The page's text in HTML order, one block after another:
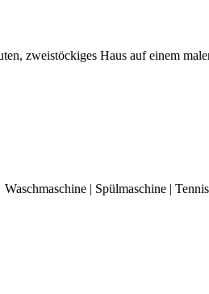
zweistöckiges Haus auf einem
| Spülmaschine |